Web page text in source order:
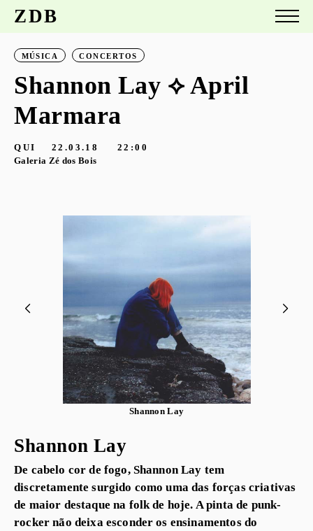
ZDB
MÚSICA CONCERTOS
Shannon Lay ⟡ April
Marmara
QUI 22.03.18
22:00
Galeria Zé dos Bois
Shannon Lay
Shannon Lay
De cabelo cor de fogo, Shannon Lay tem
discretamente surgido como uma das forças criativas
de maior destaque na folk de hoje. A pinta de punk-
rocker não deixa esconder os ensinamentos do